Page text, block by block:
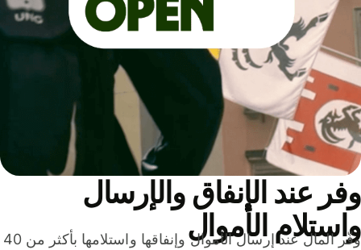
عند الإنفاق والإرسال
الأموال
وفّر المال عند إرسال الأموال وإنفاقها واستلامها بأكثر من 40